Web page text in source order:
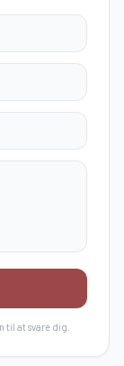
til at svare dig.